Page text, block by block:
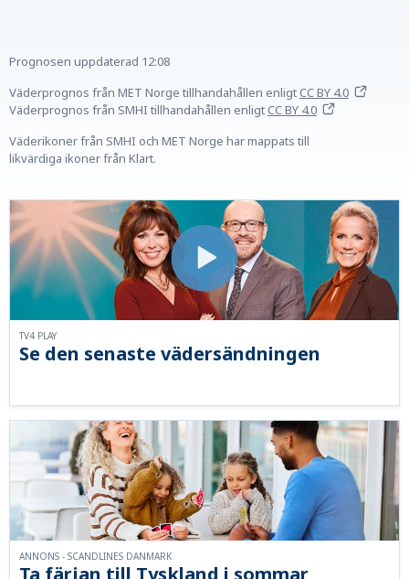
Prognosen uppdaterad 12:08
Väderprognos från MET Norge tillhandahållen enligtCC BY 4.0
Väderprognos från SMHI tillhandahållen enligtCC BY 4.0
Väderikoner från SMHI och MET Norge har mappats till
likvärdiga ikoner från Klart.
Se den senaste vädersändningen
TV4 PLAY
ANNONS - SCANDLINES DANMARK